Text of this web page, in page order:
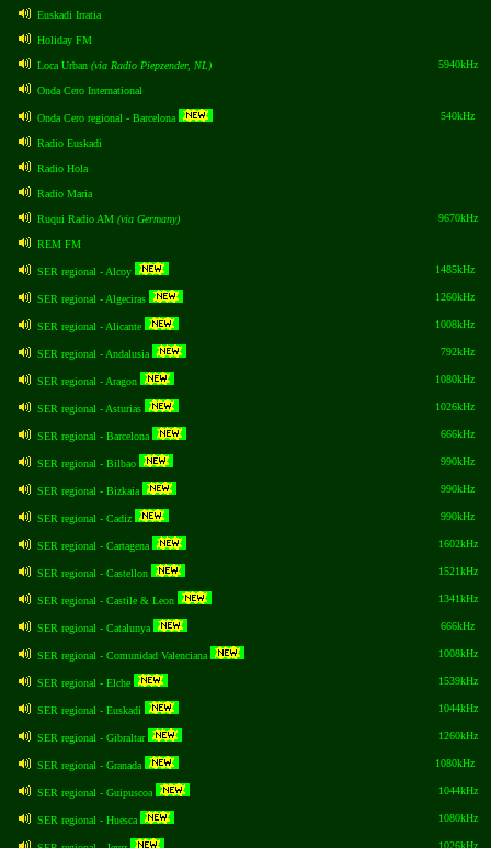
Euskadi Irratia
Holiday FM
Loca Urban (via Radio Piepzender, NL) 5940kHz
Onda Cero International
Onda Cero regional - Barcelona 540kHz
Radio Euskadi
Radio Hola
Radio Maria
Ruqui Radio AM (via Germany) 9670kHz
REM FM
SER regional - Alcoy 1485kHz
SER regional - Algeciras 1260kHz
SER regional - Alicante 1008kHz
SER regional - Andalusia 792kHz
SER regional - Aragon 1080kHz
SER regional - Asturias 1026kHz
SER regional - Barcelona 666kHz
SER regional - Bilbao 990kHz
SER regional - Bizkaia 990kHz
SER regional - Cadiz 990kHz
SER regional - Cartagena 1602kHz
SER regional - Castellon 1521kHz
SER regional - Castile & Leon 1341kHz
SER regional - Catalunya 666kHz
SER regional - Comunidad Valenciana 1008kHz
SER regional - Elche 1539kHz
SER regional - Euskadi 1044kHz
SER regional - Gibraltar 1260kHz
SER regional - Granada 1080kHz
SER regional - Guipuscoa 1044kHz
SER regional - Huesca 1080kHz
1026kHz